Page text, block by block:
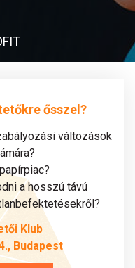
ősszel?
változások
a hosszú távú
Klub
Budapest